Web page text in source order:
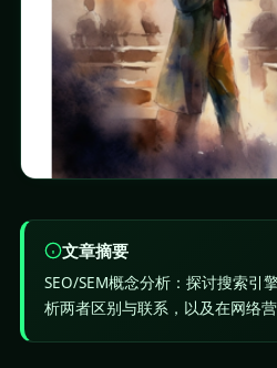
文章摘要
SEO/SEM概念分析：探讨搜索引
析两者区别与联系，以及在网络